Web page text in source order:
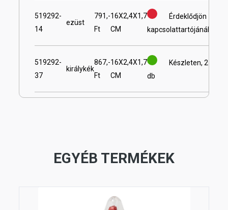
519292-
14
ezüst
791,-
Ft
16X2,4X1,7
CM
Érdeklődjön
kapcsolattartójánál
519292-
37
királykék
867,-
Ft
16X2,4X1,7
CM
Készleten, 2
db
EGYÉB TERMÉKEK